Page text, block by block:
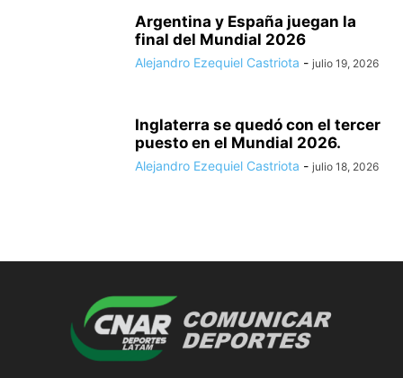
Argentina y España juegan la
final del Mundial 2026
Alejandro Ezequiel Castriota - julio 19, 2026
Inglaterra se quedó con el tercer
puesto en el Mundial 2026.
Alejandro Ezequiel Castriota - julio 18, 2026